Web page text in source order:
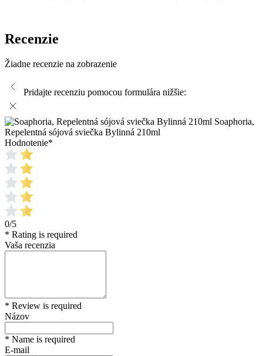
Recenzie
Žiadne recenzie na zobrazenie
Pridajte recenziu pomocou formulára nižšie:
Soaphoria,
Repelentná sójová sviečka Bylinná 210ml
Hodnotenie*
0/5
* Rating is required
Vaša recenzia
* Review is required
Názov
* Name is required
E-mail